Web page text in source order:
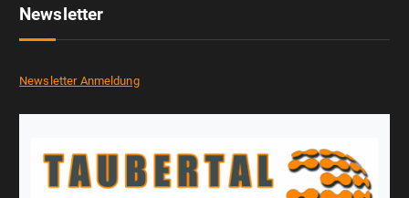
Newsletter
Newsletter Anmeldung